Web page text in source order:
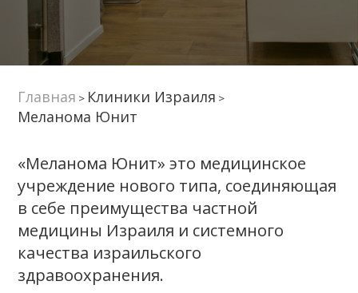
Главная > Клиники Израиля >
Меланома Юнит
«Меланома Юнит» это медицинское
учреждение нового типа, соединяющая
в себе преимущества частной
медицины Израиля и системного
качества израильского
здравоохранения.